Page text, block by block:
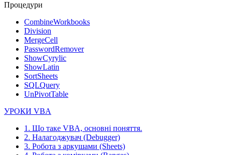
Процедури
CombineWorkbooks
Division
MergeCell
PasswordRemover
ShowCyrylic
ShowLatin
SortSheets
SQLQuery
UnPivotTable
УРОКИ VBA
1. Що таке VBA, основні поняття.
2. Налагоджувач (Debugger)
3. Робота з аркушами (Sheets)